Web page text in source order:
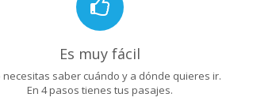
Es muy fácil
necesitas saber cuándo y a dónde quieres ir.
En 4 pasos tienes tus pasajes.